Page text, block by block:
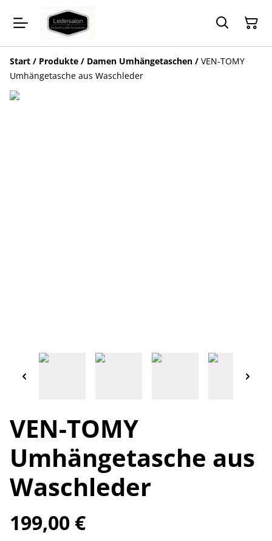
Start / Produkte / Damen Umhängetaschen / VEN-TOMY
Umhängetasche aus Waschleder
VEN-TOMY
Umhängetasche aus
Waschleder
199,00 €